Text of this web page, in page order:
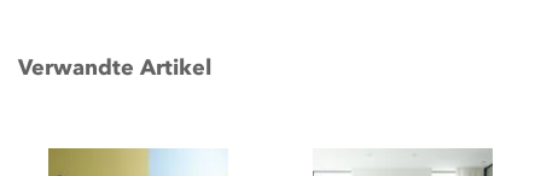
Verwandte Artikel